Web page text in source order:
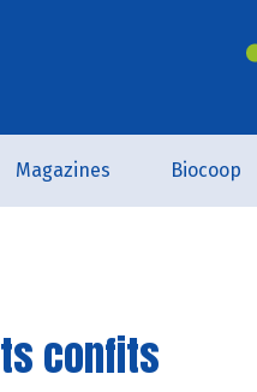
Magazines Biocoop
confits